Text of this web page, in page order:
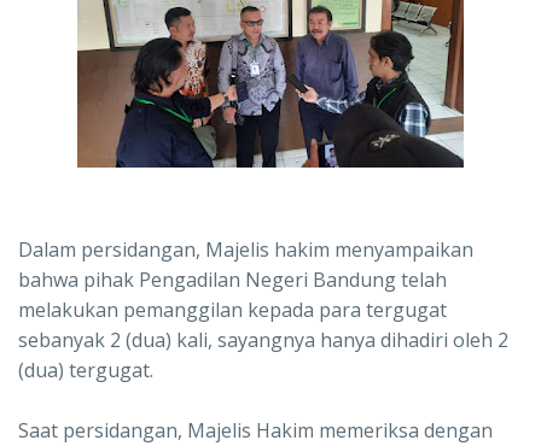
Dalam persidangan, Majelis hakim menyampaikan
bahwa pihak Pengadilan Negeri Bandung telah
melakukan pemanggilan kepada para tergugat
sebanyak 2 (dua) kali, sayangnya hanya dihadiri oleh 2
(dua) tergugat.
Saat persidangan, Majelis Hakim memeriksa dengan